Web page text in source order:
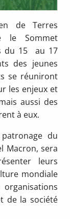
de Terres
le Sommet
du 15 au 17
des jeunes
se réuniront
les enjeux et
aussi des
à eux.
du
Macron, sera
leurs
mondiale
de la société